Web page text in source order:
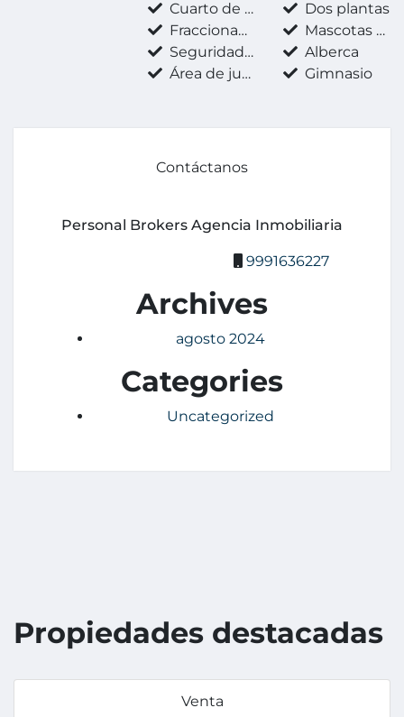
Cuarto de servicio
Dos plantas
Fraccionamiento privado
Mascotas permitidas
Seguridad 24 horas
Alberca
Área de juegos infantiles
Gimnasio
Contáctanos
Personal Brokers Agencia Inmobiliaria
9991636227
Archives
agosto 2024
Categories
Uncategorized
Propiedades destacadas
Venta